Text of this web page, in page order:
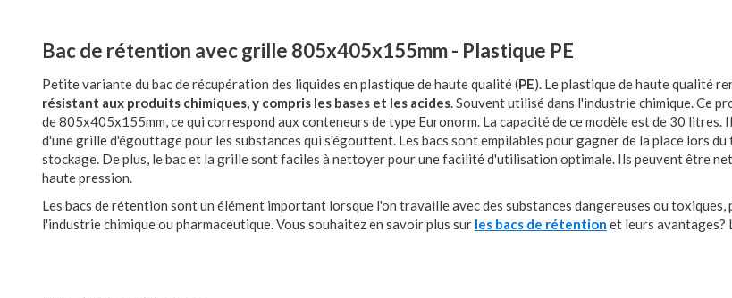
Bac de rétention avec grille 805x405x155mm - Plastique PE
Petite variante du bac de récupération des liquides en plastique de haute qualité (PE). Le plastique de haute qualité
résistant aux produits chimiques, y compris les bases et les acides. Souvent utilisé dans l'industrie chimique. Ce
de 805x405x155mm, ce qui correspond aux conteneurs de type Euronorm. La capacité de ce modèle est de 30 litres.
d'une grille d'égouttage pour les substances qui s'égouttent. Les bacs sont empilables pour gagner de la place lors
stockage. De plus, le bac et la grille sont faciles à nettoyer pour une facilité d'utilisation optimale. Ils peuvent être
haute pression.
Les bacs de rétention sont un élément important lorsque l'on travaille avec des substances dangereuses ou toxiques,
l'industrie chimique ou pharmaceutique. Vous souhaitez en savoir plus sur les bacs de rétention et leurs avantages?